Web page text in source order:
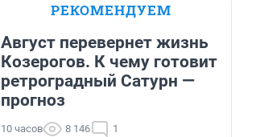
РЕКОМЕНДУЕМ
Август перевернет жизнь
Козерогов. К чему готовит
ретроградный Сатурн —
прогноз
10 часов 8 146 1